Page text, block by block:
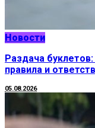
Новости
Раздача
правила и
05.08.2026